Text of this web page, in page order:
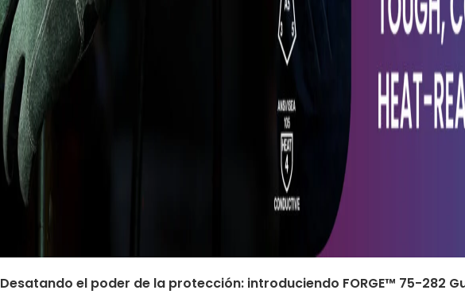
Desatando el poder de la protección: introduciendo FORGE™ 75-282